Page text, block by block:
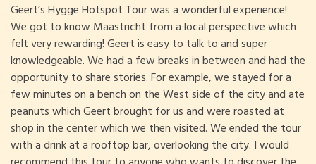
Geert’s Hygge Hotspot Tour was a wonderful experience!
We got to know Maastricht from a local perspective which
felt very rewarding! Geert is easy to talk to and super
knowledgeable. We had a few breaks in between and had the
opportunity to share stories. For example, we stayed for a
few minutes on a bench on the West side of the city and ate
peanuts which Geert brought for us and were roasted at
shop in the center which we then visited. We ended the tour
with a drink at a rooftop bar, overlooking the city. I would